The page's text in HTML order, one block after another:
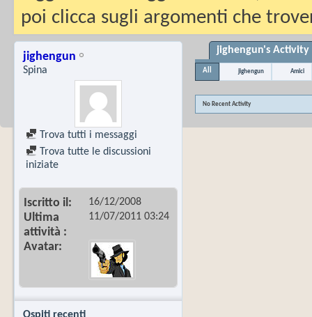
poi clicca sugli argomenti che
jighengun
Spina
Trova tutti i messaggi
Trova tutte le discussioni
iniziate
Iscritto il 16/12/2008
Ultima
attività
11/07/2011 03:24
Avatar
jighengun's Activity
All jighengun Amici
No Recent Activity